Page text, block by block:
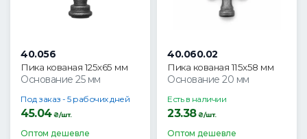
40.056
Пика кованая 125х65 мм
Основание 25 мм
Под заказ - 5 рабочих дней
45.04₴/шт.
Оптом дешевле
40.060.02
Пика кованая 115х58 мм
Основание 20 мм
Есть в наличии
23.38₴/шт.
Оптом дешевле